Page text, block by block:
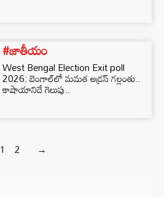
#జాతీయం
West Bengal Election Exit poll
2026: బెంగాల్‌లో మమత అడ్రస్ గల్లంతు..
కాషాయానిదే గెలుపు..
1 2 →